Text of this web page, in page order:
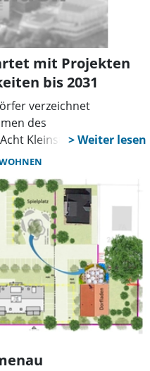
mit Projekten
bis 2031
verzeichnet
des
Kleinstvorhaben
kürzlich bewilligt,